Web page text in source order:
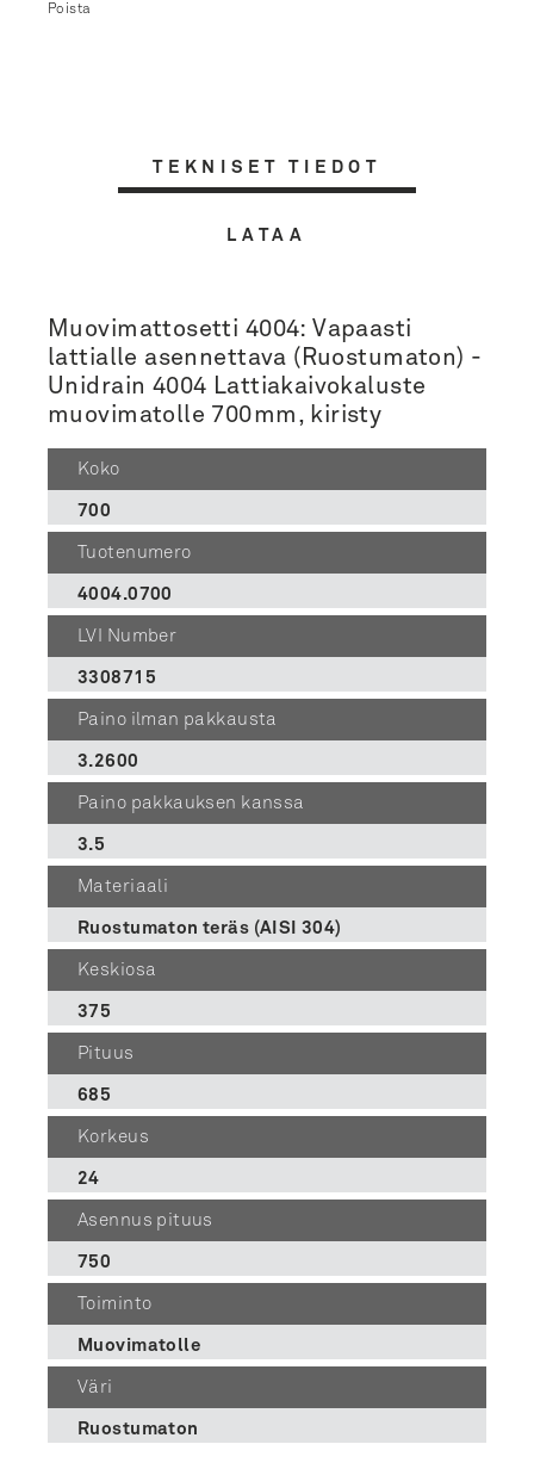
Poista
TEKNISET TIEDOT
LATAA
Muovimattosetti 4004: Vapaasti
lattialle asennettava (Ruostumaton) -
Unidrain 4004 Lattiakaivokaluste
muovimatolle 700mm, kiristy
Koko
700
Tuotenumero
4004.0700
LVI Number
3308715
Paino ilman pakkausta
3.2600
Paino pakkauksen kanssa
3.5
Materiaali
Ruostumaton teräs (AISI 304)
Keskiosa
375
Pituus
685
Korkeus
24
Asennus pituus
750
Toiminto
Muovimatolle
Väri
Ruostumaton